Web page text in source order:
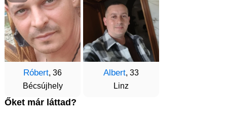
Róbert, 36
Bécsújhely
Albert, 33
Linz
Őket már láttad?